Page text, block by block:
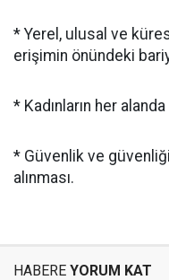
* Yerel, ulusal ve
erişimin önündeki
* Kadınların her
* Güvenlik ve
alınması.
HABERE YORUM KAT